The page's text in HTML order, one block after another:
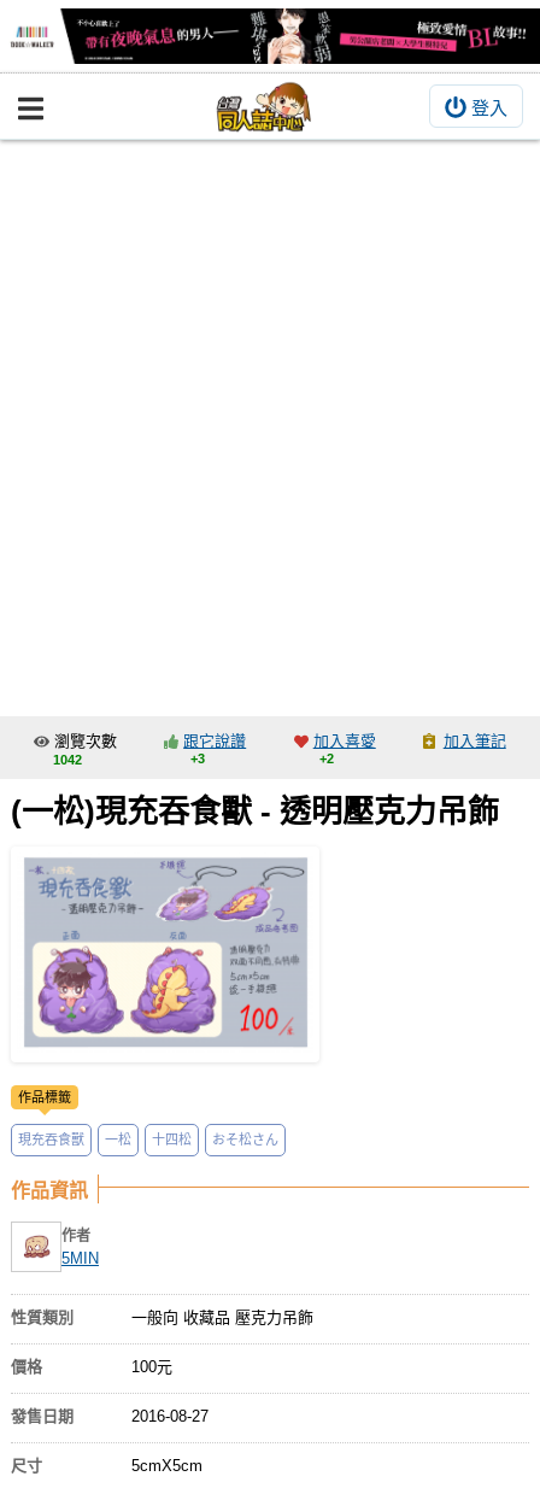
登入
BOOKY書集倉庫
交流中心
攤位轉讓區
會員中心
註冊會員
登入
瀏覽次數
1042
跟它說讚
+3
加入喜愛
+2
加入筆記
(一松)現充吞食獸 - 透明壓克力吊飾
作品標籤
現充吞食獸 一松 十四松 おそ松さん
作品資訊
作者
5MIN
性質類別 一般向 收藏品 壓克力吊飾
價格 100元
發售日期 2016-08-27
尺寸 5cmX5cm